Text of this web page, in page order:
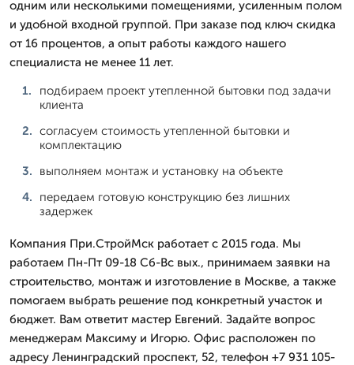
одним или несколькими помещениями, усиленным полом
и удобной входной группой. При заказе под ключ скидка
от 16 процентов, а опыт работы каждого нашего
специалиста не менее 11 лет.
подбираем проект утепленной бытовки под задачи
клиента
согласуем стоимость утепленной бытовки и
комплектацию
выполняем монтаж и установку на объекте
передаем готовую конструкцию без лишних
задержек
Компания При.СтройМск работает с 2015 года. Мы
работаем Пн-Пт 09-18 Сб-Вс вых., принимаем заявки на
строительство, монтаж и изготовление в Москве, а также
помогаем выбрать решение под конкретный участок и
бюджет. Вам ответит мастер Евгений. Задайте вопрос
менеджерам Максиму и Игорю. Офис расположен по
адресу Ленинградский проспект, 52, телефон +7 931 105-